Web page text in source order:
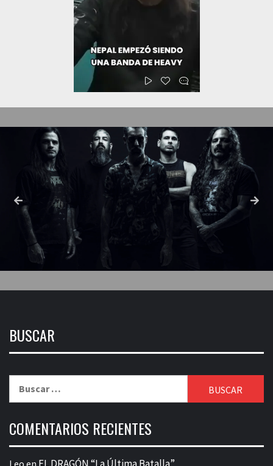
BUSCAR
COMENTARIOS RECIENTES